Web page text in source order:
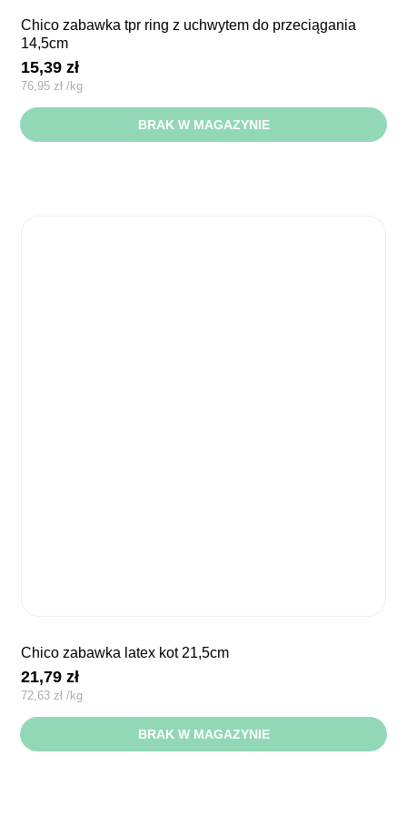
chico zabawka tpr ring z uchwytem do przeciągania
14,5cm
15,39zł
76,95 zł /kg
BRAK W MAGAZYNIE
chico zabawka latex kot 21,5cm
21,79zł
72,63 zł /kg
BRAK W MAGAZYNIE